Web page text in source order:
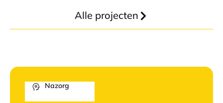
Alle projecten
Nazorg